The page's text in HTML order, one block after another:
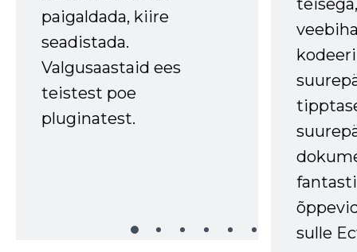
paigaldada, kiire
seadistada.
Valgusaastaid ees
teistest poe
pluginatest.
sulle